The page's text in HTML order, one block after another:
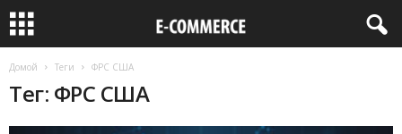
Домой Теги ФРС США
Тег: ФРС США